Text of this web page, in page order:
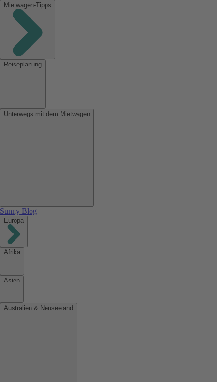
Mietwagen-Tipps
Reiseplanung
Unterwegs mit dem Mietwagen
Sunny Blog
Europa
Afrika
Asien
Australien & Neuseeland